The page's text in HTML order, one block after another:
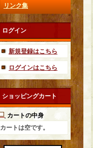
リンク集
ログイン
新規登録はこちら
ログインはこちら
ショッピングカート
カートの中身
カートは空です。